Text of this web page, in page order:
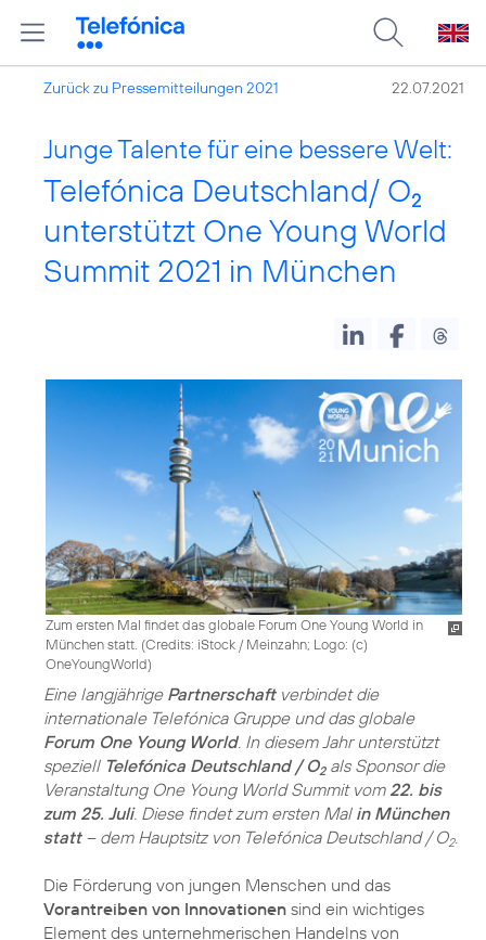
Zurück zu Pressemitteilungen 2021 22.07.2021
Junge Talente für eine bessere Welt:
Telefónica Deutschland/ O2
unterstützt One Young World
Summit 2021 in München
Zum ersten Mal findet das globale Forum One Young World in
München statt. (Credits: iStock / Meinzahn; Logo: (c)
OneYoungWorld)
Eine langjährige Partnerschaftverbindet die
internationale Telefónica Gruppe und das globale
Forum One Young World. In diesem Jahr unterstützt
speziell Telefónica Deutschland / O2als Sponsor die
Veranstaltung One Young World Summit vom 22. bis
zum 25. Juli. Diese findet zum ersten Mal in München
statt– dem Hauptsitz von Telefónica Deutschland / O2.
Die Förderung von jungen Menschen und das
Vorantreiben von Innovationen sind ein wichtiges
Element des unternehmerischen Handelns von